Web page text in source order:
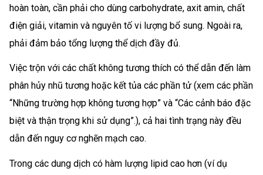
hoàn toàn, cần phải cho dùng carbohydrate, axit amin, chất
điện giải, vitamin và nguyên tố vi lượng bổ sung. Ngoài ra,
phải đảm bảo tổng lượng thể dịch đầy đủ.
Việc trộn với các chất không tương thích có thể dẫn đến làm
phân hủy nhũ tương hoặc kết tủa các phần tử (xem các phần
“Những trường hợp không tương hợp” và “Các cảnh báo đặc
biệt và thận trọng khi sử dụng”.), cả hai tình trạng này đều
dẫn đến nguy cơ nghẽn mạch cao.
Trong các dung dịch có hàm lượng lipid cao hơn (ví dụ